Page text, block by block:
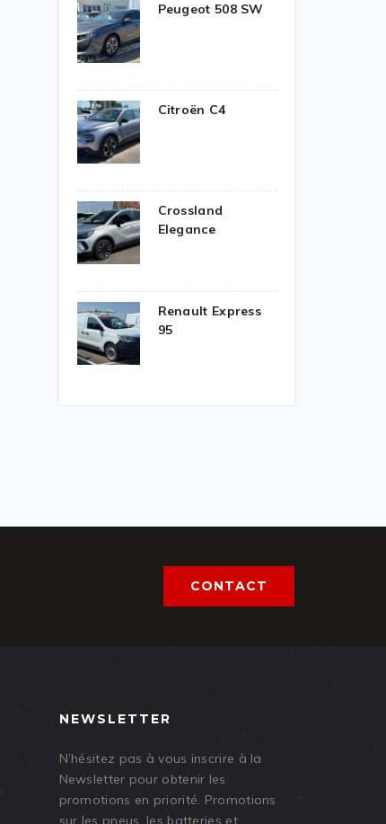
Peugeot 508 SW
Citroën C4
Crossland
Elegance
Renault Express
95
CONTACT
NEWSLETTER
N’hésitez pas à vous inscrire à la
Newsletter pour obtenir les
promotions en priorité. Promotions
sur les pneus, les batteries et